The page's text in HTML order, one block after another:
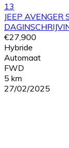
13
JEEP
€27,900
Hybride
Automaat
FWD
5 km
27/02/2025